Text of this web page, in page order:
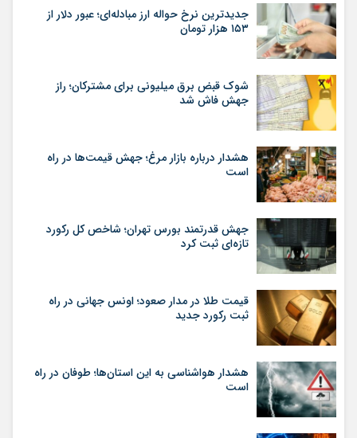
جدیدترین نرخ حواله ارز مبادله‌ای؛ عبور دلار از
۱۵۳ هزار تومان
شوک قبض برق میلیونی برای مشترکان؛ راز
جهش فاش شد
هشدار درباره بازار مرغ؛ جهش قیمت‌ها در راه
است
جهش قدرتمند بورس تهران؛ شاخص کل رکورد
تازه‌ای ثبت کرد
قیمت طلا در مدار صعود؛ اونس جهانی در راه
ثبت رکورد جدید
هشدار هواشناسی به این استان‌ها؛ طوفان در راه
است